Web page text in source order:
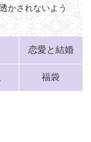
かされないよう
恋愛と結婚
福袋